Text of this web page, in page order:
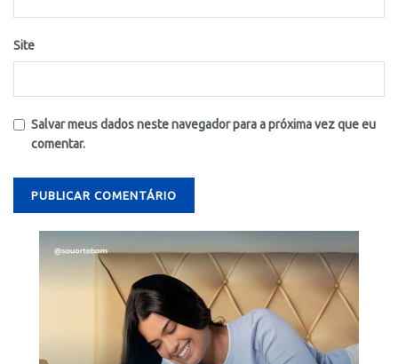
Site
Salvar meus dados neste navegador para a próxima vez que eu
comentar.